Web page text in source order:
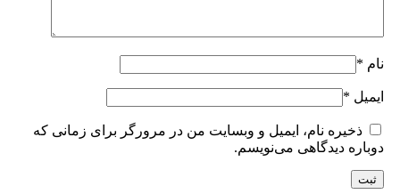
نام *
ایمیل *
ذخیره نام، ایمیل و وبسایت من در مرورگر برای زمانی که
دوباره دیدگاهی می‌نویسم.